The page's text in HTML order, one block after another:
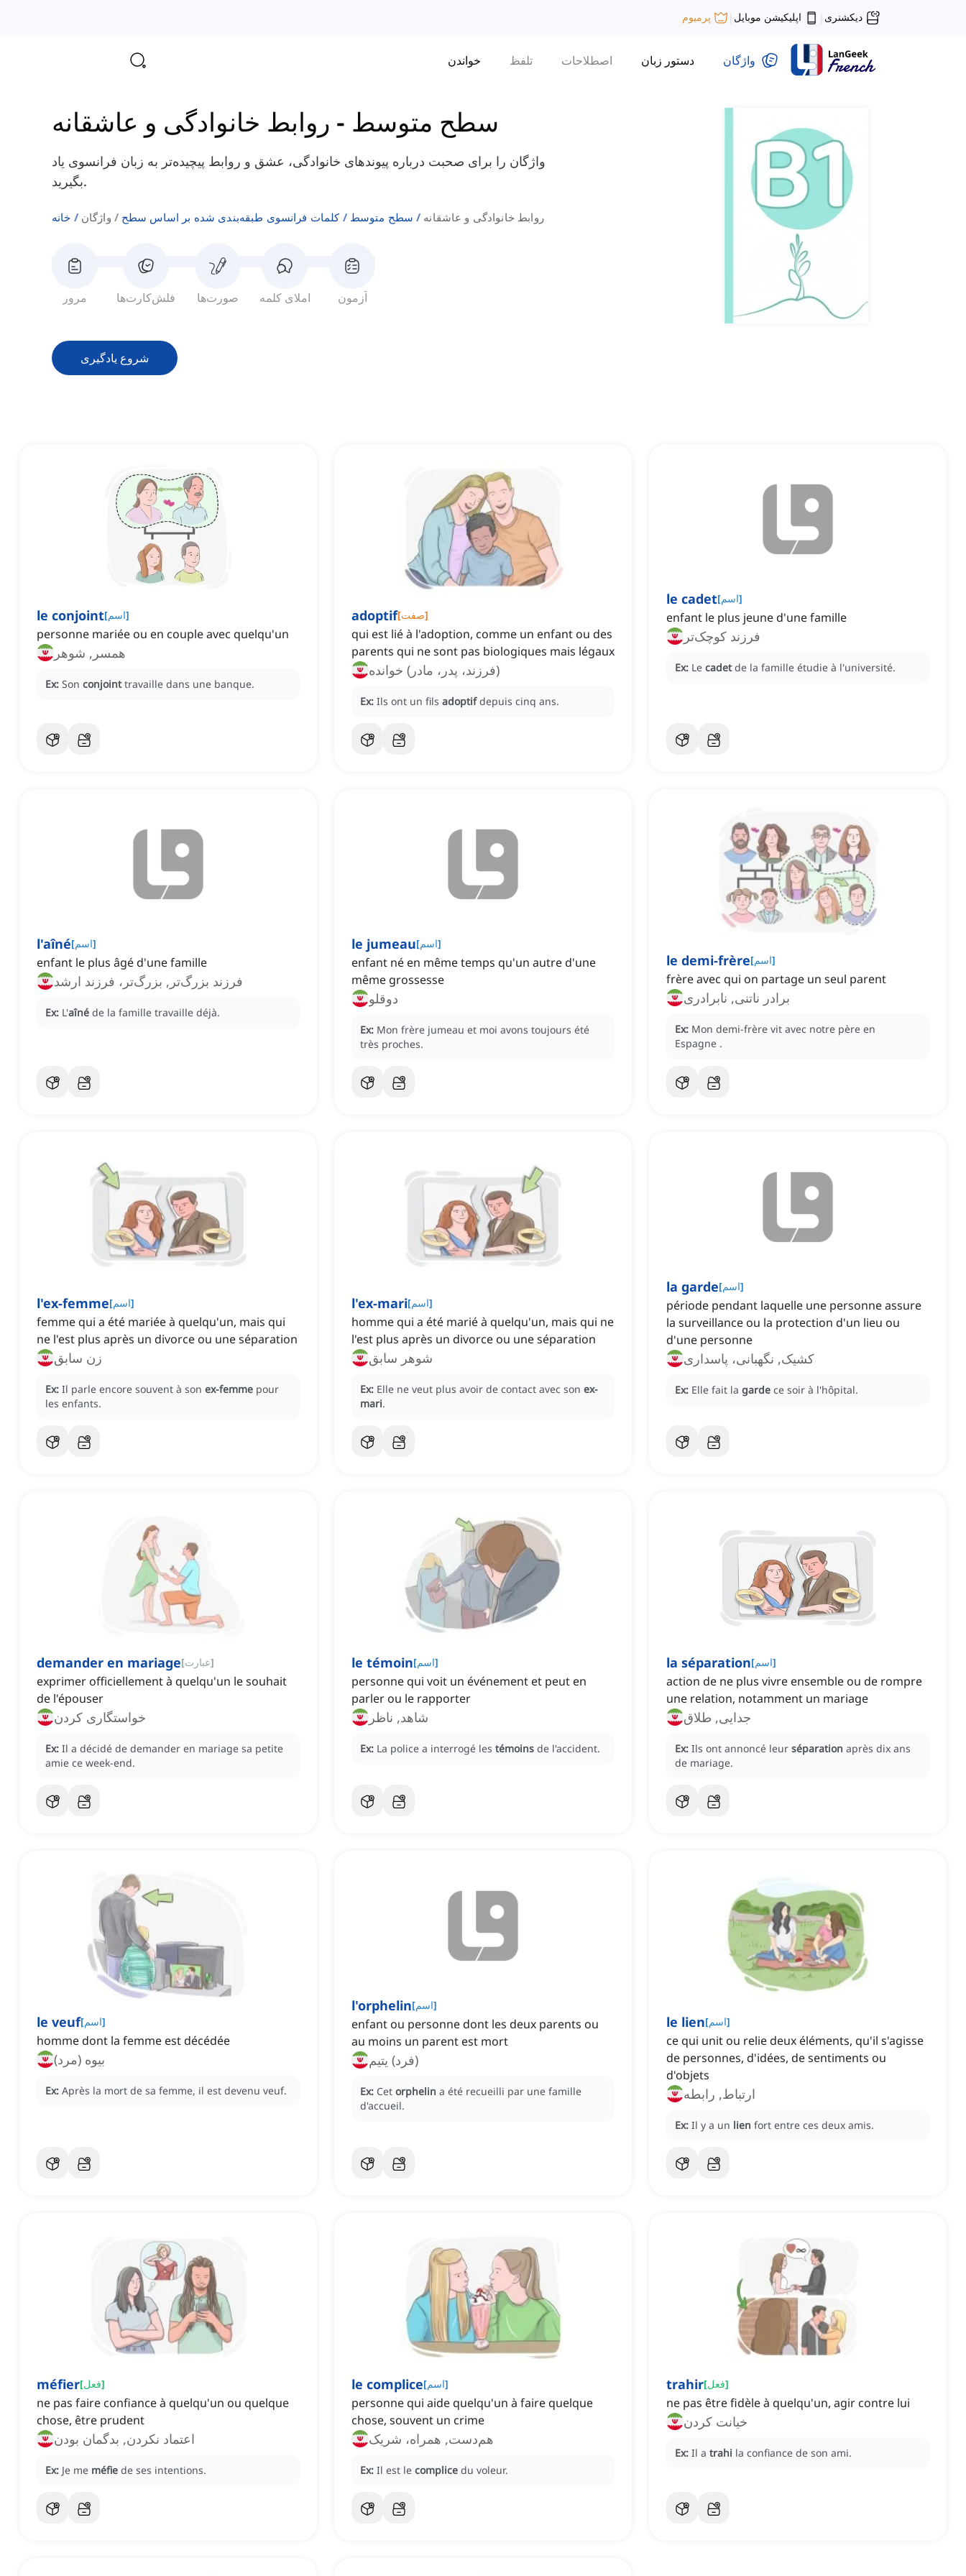
دیکشنری | اپلیکیشن موبایل | پرمیوم
واژگان دستور زبان اصطلاحات تلفظ خواندن
سطح متوسط - روابط خانوادگی و عاشقانه
واژگان را برای صحبت درباره پیوندهای خانوادگی، عشق و روابط پیچیده‌تر به زبان فرانسوی یاد
بگیرید.
خانه واژگان کلمات فرانسوی طبقه‌بندی شده بر اساس سطح سطح متوسط روابط خانوادگی و عاشقانه
مرور فلش‌کارت‌ها صورت‌ها املای کلمه آزمون
شروع یادگیری
le conjoint[اسم]
personne mariée ou en couple avec quelqu'un
همسر, شوهر
Ex: Son conjoint travaille dans une banque.
adoptif[صفت]
qui est lié à l'adoption, comme un enfant ou des
parents qui ne sont pas biologiques mais légaux
(فرزند، پدر، مادر) خوانده
Ex: Ils ont un fils adoptif depuis cinq ans.
le cadet[اسم]
enfant le plus jeune d'une famille
فرزند کوچک‌تر
Ex: Le cadet de la famille étudie à l'université.
l'aîné[اسم]
enfant le plus âgé d'une famille
فرزند بزرگ‌تر, بزرگ‌تر، فرزند ارشد
Ex: L'aîné de la famille travaille déjà.
le jumeau[اسم]
enfant né en même temps qu'un autre d'une
même grossesse
دوقلو
Ex: Mon frère jumeau et moi avons toujours été
très proches.
le demi-frère[اسم]
frère avec qui on partage un seul parent
برادر ناتنی, نابرادری
Ex: Mon demi-frère vit avec notre père en
Espagne .
l'ex-femme[اسم]
femme qui a été mariée à quelqu'un, mais qui
ne l'est plus après un divorce ou une séparation
زن سابق
Ex: Il parle encore souvent à son ex-femme pour
les enfants.
l'ex-mari[اسم]
homme qui a été marié à quelqu'un, mais qui ne
l'est plus après un divorce ou une séparation
شوهر سابق
Ex: Elle ne veut plus avoir de contact avec son ex-
mari.
la garde[اسم]
période pendant laquelle une personne assure
la surveillance ou la protection d'un lieu ou
d'une personne
کشیک, نگهبانی، پاسداری
Ex: Elle fait la garde ce soir à l'hôpital.
demander en mariage[عبارت]
exprimer officiellement à quelqu'un le souhait
de l'épouser
خواستگاری کردن
Ex: Il a décidé de demander en mariage sa petite
amie ce week-end.
le témoin[اسم]
personne qui voit un événement et peut en
parler ou le rapporter
شاهد, ناظر
Ex: La police a interrogé les témoins de l'accident.
la séparation[اسم]
action de ne plus vivre ensemble ou de rompre
une relation, notamment un mariage
جدایی, طلاق
Ex: Ils ont annoncé leur séparation après dix ans
de mariage.
le veuf[اسم]
homme dont la femme est décédée
بیوه (مرد)
Ex: Après la mort de sa femme, il est devenu veuf.
l'orphelin[اسم]
enfant ou personne dont les deux parents ou
au moins un parent est mort
(فرد) یتیم
Ex: Cet orphelin a été recueilli par une famille
d'accueil.
le lien[اسم]
ce qui unit ou relie deux éléments, qu'il s'agisse
de personnes, d'idées, de sentiments ou
d'objets
ارتباط, رابطه
Ex: Il y a un lien fort entre ces deux amis.
méfier[فعل]
ne pas faire confiance à quelqu'un ou quelque
chose, être prudent
اعتماد نکردن, بدگمان بودن
Ex: Je me méfie de ses intentions.
le complice[اسم]
personne qui aide quelqu'un à faire quelque
chose, souvent un crime
هم‌دست, همراه، شریک
Ex: Il est le complice du voleur.
trahir[فعل]
ne pas être fidèle à quelqu'un, agir contre lui
خیانت کردن
Ex: Il a trahi la confiance de son ami.